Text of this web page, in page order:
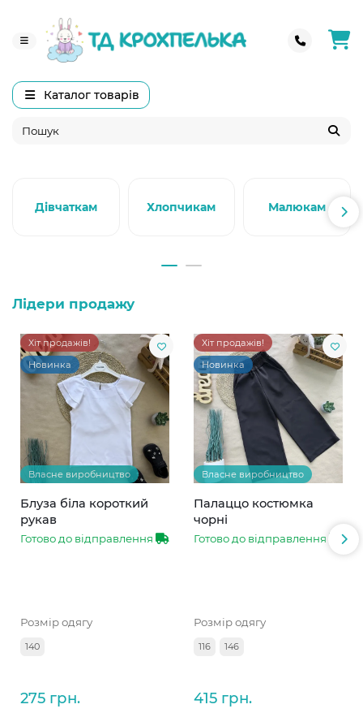
Каталог товарів
Дівчаткам Хлопчикам Малюкам
Лідери продажу
Хіт продажів!
Новинка
Власне виробництво
Блуза біла короткий
рукав
Готово до відправлення
Розмір одягу
140
275 грн.
Хіт продажів!
Новинка
Власне виробництво
Палаццо костюмка
чорні
Готово до відправлення
Розмір одягу
116 146
415 грн.